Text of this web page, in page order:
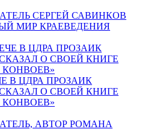
СЕРГЕЙ САВИНКОВ
МИР КРАЕВЕДЕНИЯ
В ЦДРА ПРОЗАИК
О СВОЕЙ КНИГЕ